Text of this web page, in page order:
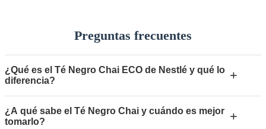
Preguntas frecuentes
¿Qué es el Té Negro Chai ECO de Nestlé y qué lo
diferencia?
+
¿A qué sabe el Té Negro Chai y cuándo es mejor
tomarlo?
+